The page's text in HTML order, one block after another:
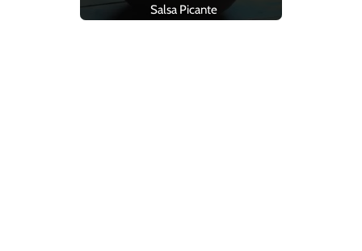
Salsa Picante